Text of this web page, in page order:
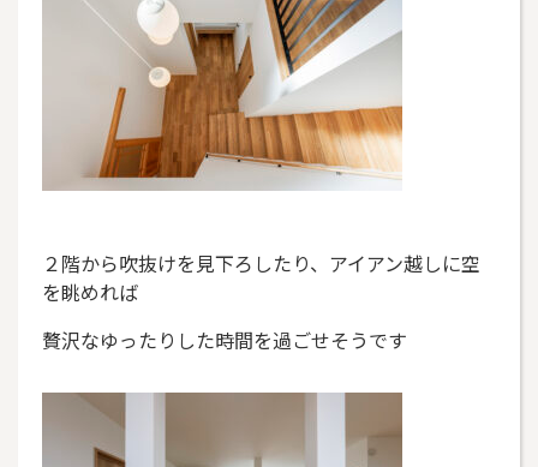
２階から吹抜けを見下ろしたり、アイアン越しに空
を眺めれば
贅沢なゆったりした時間を過ごせそうです